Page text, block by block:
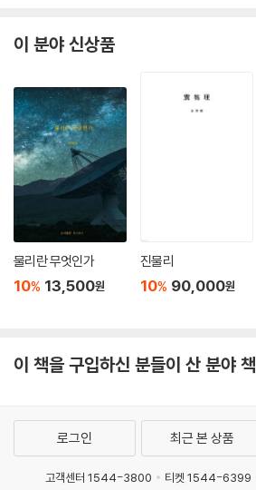
이 분야 신상품
물리란 무엇인가
10% 13,500원
진물리
10% 90,000원
이 책을 구입하신 분들이 산 분야 책
로그인 최근 본 상품
고객센터 1544-3800 티켓 1544-6399